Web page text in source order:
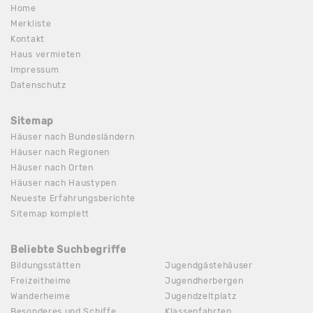
Home
Merkliste
Kontakt
Haus vermieten
Impressum
Datenschutz
Sitemap
Häuser nach Bundesländern
Häuser nach Regionen
Häuser nach Orten
Häuser nach Haustypen
Neueste Erfahrungsberichte
Sitemap komplett
Beliebte Suchbegriffe
Bildungsstätten
Freizeitheime
Wanderheime
Jugendgästehäuser
Jugendherbergen
Jugendzeltplatz